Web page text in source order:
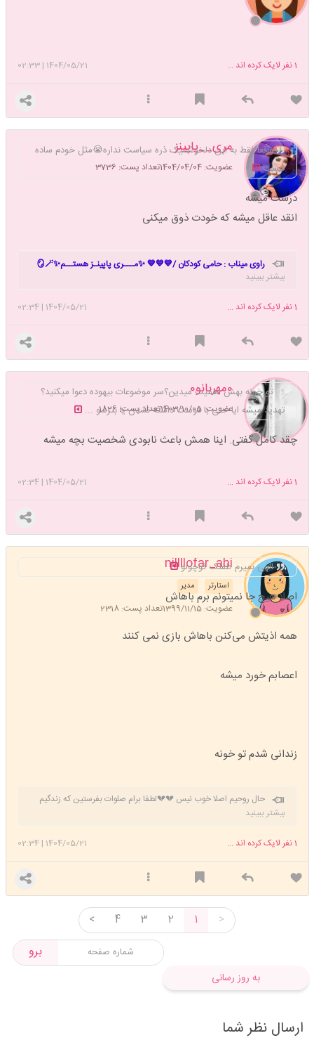
1404/05/21
|
02:33 1نفر لایک کرده اند ...
مری__پاپینز
عضویت: 1404/04/04 تعداد پست: 3736
واقعا فقط به این دلخوشمیک ذره سیاست نداره😭مثل خودم ساده
هست
درست میشه
انقد عاقل میشه که خودت ذوق میکنی
راوی میناب : حامی کودکان /💙💙💙 ✨مـــری پاپینـز هستــم✨🪞🪄
💙💙💙بعضی ستاره ها فقط وقتی خاموش میشن دنیا رو روشن میکنن 🙂
قشنگی و ایثارتون از التهاب دلهامون کم کنه ✨❤️🩹فرزندان عزیز ایرانم 🇮🇷 📍
#میناب 🎒🫀✨ماکان، امیرعلی، آریا ، میکائیل ، علی اصغر، پرستش، ستایش،
زهرا ، مهدیه ، مهدیس و... کوچولوهای بزرگ میناب ؛ انگیزه های کوچک بزرگ
برایبرخاستن و انتقام گرفتن 🚩🩸
بیشتر ببینید
1404/05/21
|
02:34 1نفر لایک کرده اند ...
0مهربانو0
عضویت: 1403/10/05 تعداد پست: 1826
تو خونه بهش اهمیت میدین؟سر موضوعات بیهوده دعوا میکنید؟
تهدید میشه ایا حتی با دوست داشته نشدن یا بترسو ...
چقد کامل گفتی. اینا همش باعث نابودی شخصیت بچه میشه
1404/05/21
|
02:34 1نفر لایک کرده اند ...
nillllofar_abi
مدیر استارتر
عضویت: 1399/11/15 تعداد پست: 2318
الهی بمیرم طفلک کوچولو
اصلا هیچ جا نمیتونم برم باهاش
همه اذیتش می‌کنن باهاش بازی نمی کنند
اعصابم خورد میشه
زندانی شدم تو خونه
حال روحیم اصلا خوب نیس 💔💔لطفا برام صلوات بفرستین که زندگیم
خوب بشه خسته شدم دیگه 😔بیشتر ببینید
1404/05/21
|
02:34 1نفر لایک کرده اند ...
>
1
2
3
4
<
برو
به روز رسانی
ارسال نظر شما